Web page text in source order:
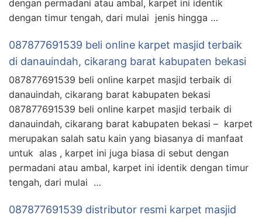
dengan permadani atau ambal, karpet ini identik
dengan timur tengah, dari mulai jenis hingga …
087877691539 beli online karpet masjid terbaik
di danauindah, cikarang barat kabupaten bekasi
087877691539 beli online karpet masjid terbaik di
danauindah, cikarang barat kabupaten bekasi
087877691539 beli online karpet masjid terbaik di
danauindah, cikarang barat kabupaten bekasi – karpet
merupakan salah satu kain yang biasanya di manfaat
untuk alas , karpet ini juga biasa di sebut dengan
permadani atau ambal, karpet ini identik dengan timur
tengah, dari mulai …
087877691539 distributor resmi karpet masjid